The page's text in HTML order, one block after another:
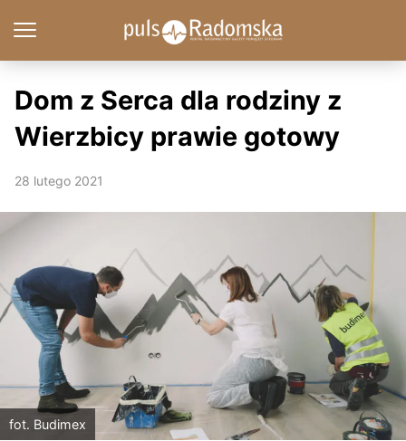
Dom z Serca dla rodziny z
Wierzbicy prawie gotowy
28 lutego 2021
fot. Budimex